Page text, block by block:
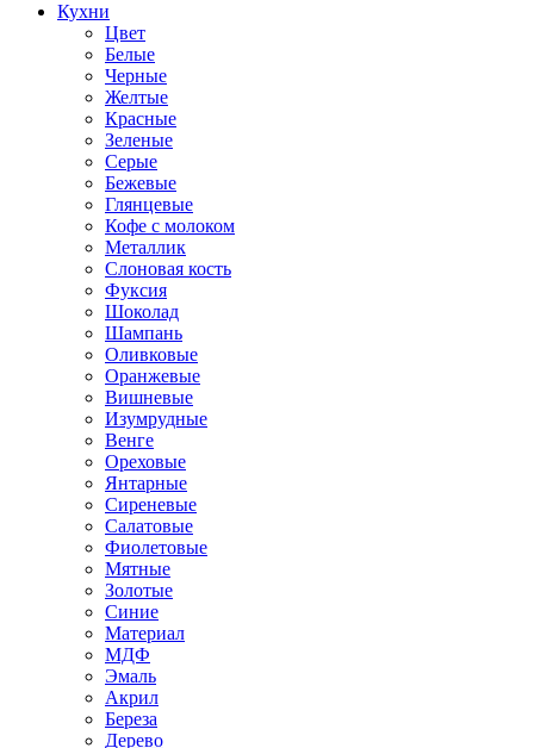
Кухни
Цвет
Белые
Черные
Желтые
Красные
Зеленые
Серые
Бежевые
Глянцевые
Кофе с молоком
Металлик
Слоновая кость
Фуксия
Шоколад
Шампань
Оливковые
Оранжевые
Вишневые
Изумрудные
Венге
Ореховые
Янтарные
Сиреневые
Салатовые
Фиолетовые
Мятные
Золотые
Синие
Материал
МДФ
Эмаль
Акрил
Береза
Дерево